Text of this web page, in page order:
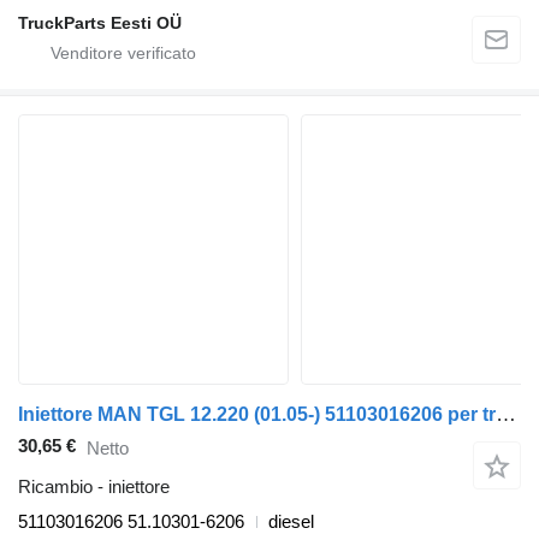
TruckParts Eesti OÜ
Iniettore MAN TGL 12.220 (01.05-) 51103016206 per trattore stradale MAN TGL, TGM, TGS, TGX (2005-2021)
30,65 € Netto
Ricambio - iniettore
51103016206 51.10301-6206
diesel